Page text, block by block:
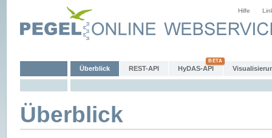
Hilfe
Überblick REST-API HyDAS-API
Überblick